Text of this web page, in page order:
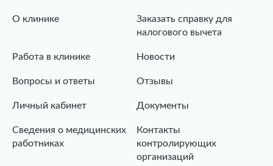
О клинике
Заказать справку для
налогового вычета
Работа в клинике Новости
Вопросы и ответы Отзывы
Личный кабинет Документы
Сведения о медицинских
работниках
Контакты
контролирующих
организаций